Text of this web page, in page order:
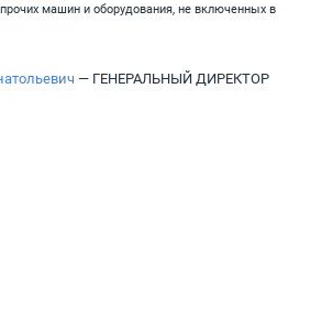
машин и оборудования, не включенных в
— ГЕНЕРАЛЬНЫЙ ДИРЕКТОР